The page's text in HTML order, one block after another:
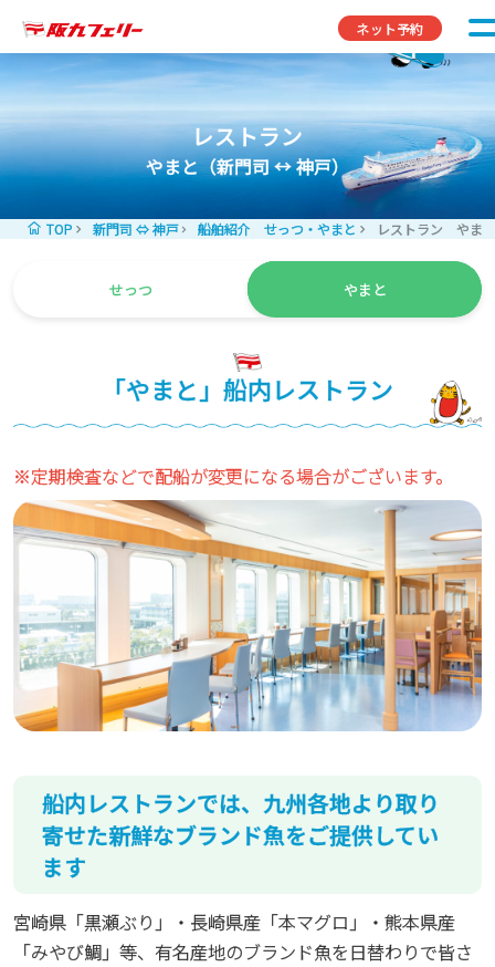
ネット予約
レストラン
やまと（新門司 ↔︎ 神戸）
TOP 新門司 ⇔ 神戸 船舶紹介 せっつ・やまと レストラン やまと
せっつ やまと
「やまと」船内レストラン
※定期検査などで配船が変更になる場合がございます。
船内レストランでは、九州各地より取り
寄せた新鮮なブランド魚をご提供してい
ます
宮崎県「黒瀬ぶり」・長崎県産「本マグロ」・熊本県産
「みやび鯛」等、有名産地のブランド魚を日替わりで皆さ